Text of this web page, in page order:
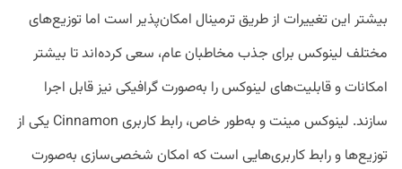
بیشتر این تغییرات از طریق ترمینال امکان‌پذیر است اما توزیع‌های
مختلف لینوکس برای جذب مخاطبان عام، سعی کرده‌اند تا بیشتر
امکانات و قابلیت‌های لینوکس را به‌صورت گرافیکی نیز قابل اجرا
سازند. لینوکس مینت و به‌طور خاص، رابط کاربری Cinnamon یکی از
توزیع‌ها و رابط کاربری‌هایی است که امکان شخصی‌سازی به‌صورت